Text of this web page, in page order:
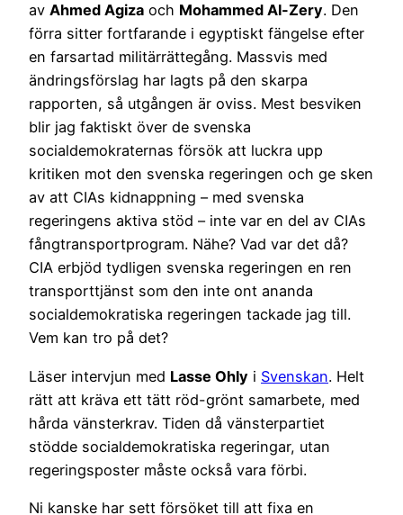
av Ahmed Agiza och Mohammed Al-Zery. Den
förra sitter fortfarande i egyptiskt fängelse efter
en farsartad militärrättegång. Massvis med
ändringsförslag har lagts på den skarpa
rapporten, så utgången är oviss. Mest besviken
blir jag faktiskt över de svenska
socialdemokraternas försök att luckra upp
kritiken mot den svenska regeringen och ge sken
av att CIAs kidnappning – med svenska
regeringens aktiva stöd – inte var en del av CIAs
fångtransportprogram. Nähe? Vad var det då?
CIA erbjöd tydligen svenska regeringen en ren
transporttjänst som den inte ont ananda
socialdemokratiska regeringen tackade jag till.
Vem kan tro på det?
Läser intervjun med Lasse Ohly i Svenskan. Helt
rätt att kräva ett tätt röd-grönt samarbete, med
hårda vänsterkrav. Tiden då vänsterpartiet
stödde socialdemokratiska regeringar, utan
regeringsposter måste också vara förbi.
Ni kanske har sett försöket till att fixa en